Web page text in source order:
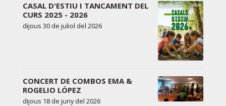
CASAL D'ESTIU I TANCAMENT DEL
CURS 2025 - 2026
dijous 30 de juliol del 2026
CONCERT DE COMBOS EMA &
ROGELIO LÓPEZ
dijous 18 de juny del 2026